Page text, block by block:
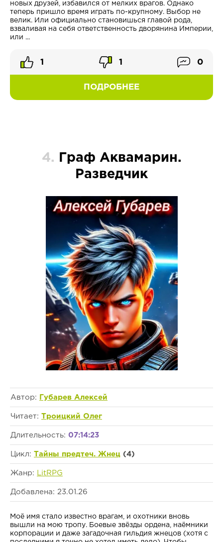
новых друзей, избавился от мелких врагов. Однако
теперь пришло время играть по-крупному. Выбор не
велик. Или официально становишься главой рода,
взваливая на себя ответственность дворянина Империи,
или ...
ПОДРОБНЕЕ
1 1 0
4.
Граф Аквамарин.
Разведчик
Автор: Губарев Алексей
Читает: Троицкий Олег
Длительность: 07:14:23
Цикл: Тайны предтеч. Жнец (4)
Жанр: LitRPG
Добавлена: 23.01.26
Моё имя стало известно врагам, и охотники вновь
вышли на мою тропу. Боевые звёзды ордена, наёмники
корпорации и даже загадочная гильдия жнецов (хотя с